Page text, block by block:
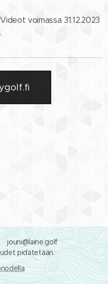
voimassa 31.12.2023
jouni@laine.golf
pidätetään.